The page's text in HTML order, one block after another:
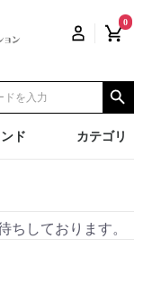
0
ド カテゴリ
ちしております。